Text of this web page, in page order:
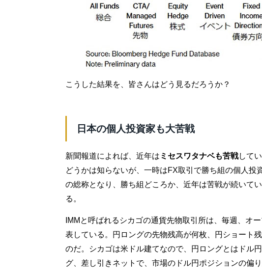
こうした結果を、皆さんはどう見るだろうか？
日本の個人投資家も大苦戦
新聞報道によれば、近年は ミセスワタナベも苦戦して
どうかは知らないが、一時はFX取引で勝ち組の個人投
の総称となり、勝ち組どころか、近年は苦戦が続いて
る。
IMMと呼ばれるシカゴの通貨先物取引所は、毎週、オ
表している。円ロングの先物残高が何枚、円ショート
のだ。シカゴは米ドル建てなので、円ロングとはドル
グ、差し引きネットで、市場のドル円ポジションの偏り